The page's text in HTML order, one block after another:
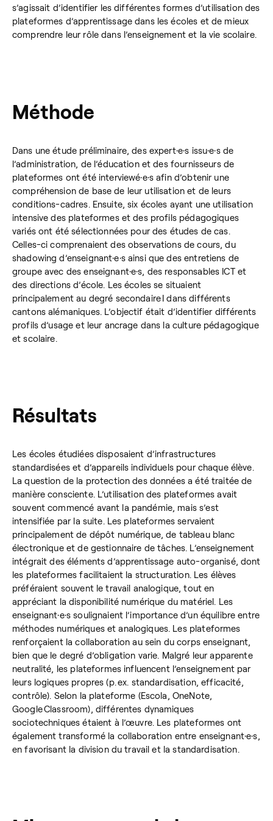
s’agissait d’identifier les différentes formes d’utilisation des
plateformes d’apprentissage dans les écoles et de mieux
comprendre leur rôle dans l’enseignement et la vie scolaire.
Méthode
Dans une étude préliminaire, des expert·e·s issu·e·s de
l’administration, de l’éducation et des fournisseurs de
plateformes ont été interviewé·e·s afin d’obtenir une
compréhension de base de leur utilisation et de leurs
conditions-cadres. Ensuite, six écoles ayant une utilisation
intensive des plateformes et des profils pédagogiques
variés ont été sélectionnées pour des études de cas.
Celles-ci comprenaient des observations de cours, du
shadowing d’enseignant·e·s ainsi que des entretiens de
groupe avec des enseignant·e·s, des responsables ICT et
des directions d’école. Les écoles se situaient
principalement au degré secondaire I dans différents
cantons alémaniques. L’objectif était d’identifier différents
profils d’usage et leur ancrage dans la culture pédagogique
et scolaire.
Résultats
Les écoles étudiées disposaient d’infrastructures
standardisées et d’appareils individuels pour chaque élève.
La question de la protection des données a été traitée de
manière consciente. L’utilisation des plateformes avait
souvent commencé avant la pandémie, mais s’est
intensifiée par la suite. Les plateformes servaient
principalement de dépôt numérique, de tableau blanc
électronique et de gestionnaire de tâches. L’enseignement
intégrait des éléments d’apprentissage auto-organisé, dont
les plateformes facilitaient la structuration. Les élèves
préféraient souvent le travail analogique, tout en
appréciant la disponibilité numérique du matériel. Les
enseignant·e·s soulignaient l’importance d’un équilibre entre
méthodes numériques et analogiques. Les plateformes
renforçaient la collaboration au sein du corps enseignant,
bien que le degré d’obligation varie. Malgré leur apparente
neutralité, les plateformes influencent l’enseignement par
leurs logiques propres (p. ex. standardisation, efficacité,
contrôle). Selon la plateforme (Escola, OneNote,
Google Classroom), différentes dynamiques
sociotechniques étaient à l’œuvre. Les plateformes ont
également transformé la collaboration entre enseignant·e·s,
en favorisant la division du travail et la standardisation.